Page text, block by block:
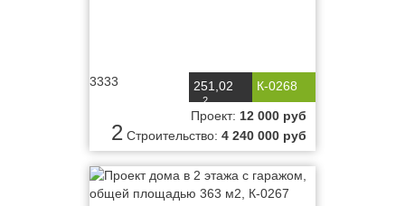
3333 К-0268
251,02
м2
2
Проект: 12 000 руб
Строительство: 4 240 000 руб